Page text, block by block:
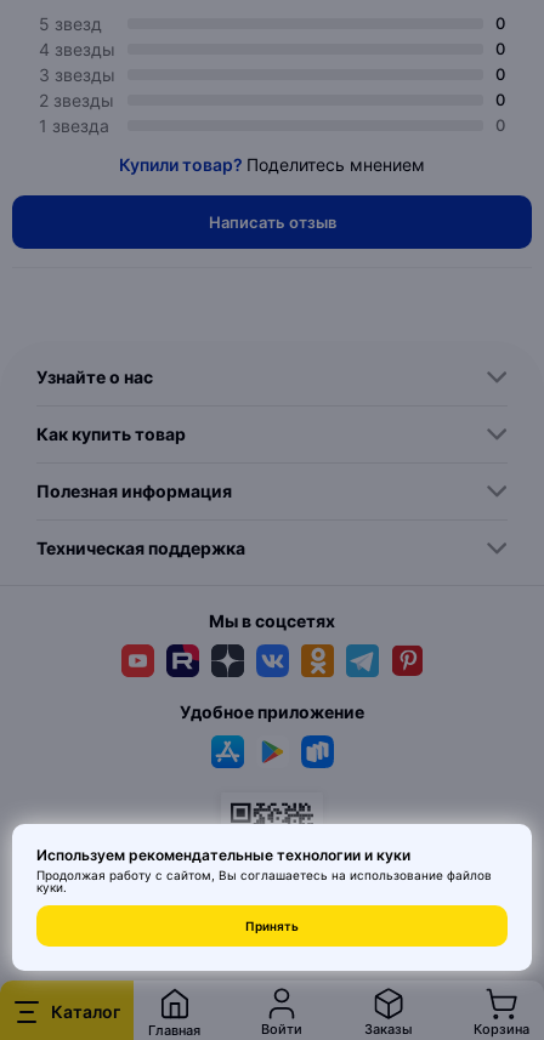
Каталог
Главная Войти Заказы Корзина
5 звезд
0
4 звезды 0
3 звезды 0
2 звезды 0
1 звезда 0
Купили товар? Поделитесь мнением
Написать отзыв
Узнайте о нас
Как купить товар
Полезная информация
Техническая поддержка
Мы в соцсетях
© 2026 MAI HE MAI. Маркетплейс дизайнерских товаров со всего
Китая по ценам заводов. Все права защищены.
Удобное приложение
Используем рекомендательные технологии и куки
Продолжая работу с сайтом, Вы соглашаетесь на использование файлов
куки.
Принять